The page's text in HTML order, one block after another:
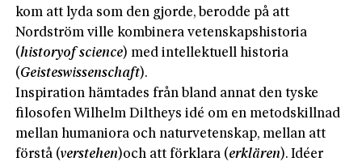
kom att lyda som den gjorde, berodde på att
Nordström ville kombinera vetenskapshistoria
(historyof science) med intellektuell historia
(Geisteswissenschaft).
Inspiration hämtades från bland annat den tyske
filosofen Wilhelm Diltheys idé om en metodskillnad
mellan humaniora och naturvetenskap, mellan att
förstå (verstehen)och att förklara (erklären). Idéer